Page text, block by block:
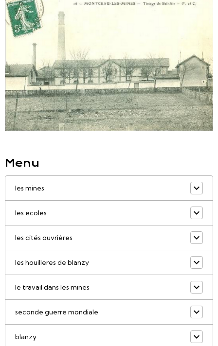
Menu
les mines
les ecoles
les cités ouvrières
les houilleres de blanzy
le travail dans les mines
seconde guerre mondiale
blanzy